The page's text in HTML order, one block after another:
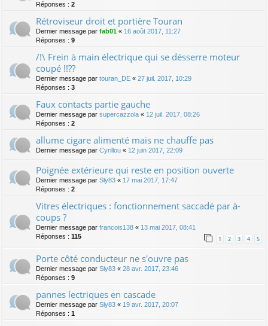
Réponses : 2
Rétroviseur droit et portière Touran
Dernier message par fab01 « 16 août 2017, 11:27
Réponses : 9
/!\ Frein à main électrique qui se désserre moteur
coupé !!??
Dernier message par touran_DE « 27 juil. 2017, 10:29
Réponses : 3
Faux contacts partie gauche
Dernier message par supercazzola « 12 juil. 2017, 08:26
Réponses : 2
allume cigare alimenté mais ne chauffe pas
Dernier message par Cyrillou « 12 juin 2017, 22:09
Poignée extérieure qui reste en position ouverte
Dernier message par Sly83 « 17 mai 2017, 17:47
Réponses : 2
Vitres électriques : fonctionnement saccadé par à-
coups ?
Dernier message par francois138 « 13 mai 2017, 08:41
Réponses : 115 1 2 3 4 5
Porte côté conducteur ne s'ouvre pas
Dernier message par Sly83 « 28 avr. 2017, 23:46
Réponses : 9
pannes lectriques en cascade
Dernier message par Sly83 « 19 avr. 2017, 20:07
Réponses : 1